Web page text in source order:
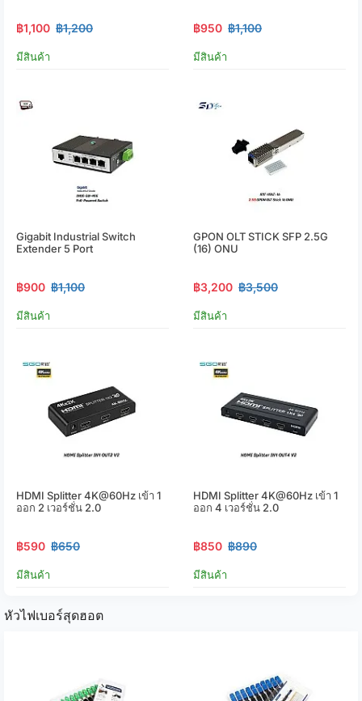
฿1,100 ฿1,200
มีสินค้า
฿950 ฿1,100
มีสินค้า
Gigabit Industrial Switch
Extender 5 Port
฿900 ฿1,100
มีสินค้า
GPON OLT STICK SFP 2.5G
(16) ONU
฿3,200 ฿3,500
มีสินค้า
HDMI Splitter 4K@60Hz เข้า 1
ออก 2 เวอร์ชั่น 2.0
฿590 ฿650
มีสินค้า
HDMI Splitter 4K@60Hz เข้า 1
ออก 4 เวอร์ชั่น 2.0
฿850 ฿890
มีสินค้า
หัวไฟเบอร์สุดฮอต